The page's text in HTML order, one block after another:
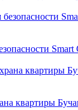
квартиры